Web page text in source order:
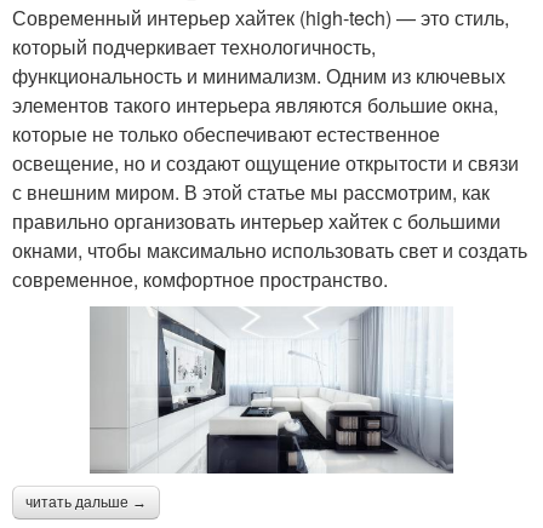
Современный интерьер хайтек (high-tech) — это стиль,
который подчеркивает технологичность,
функциональность и минимализм. Одним из ключевых
элементов такого интерьера являются большие окна,
которые не только обеспечивают естественное
освещение, но и создают ощущение открытости и связи
с внешним миром. В этой статье мы рассмотрим, как
правильно организовать интерьер хайтек с большими
окнами, чтобы максимально использовать свет и создать
современное, комфортное пространство.
читать дальше →